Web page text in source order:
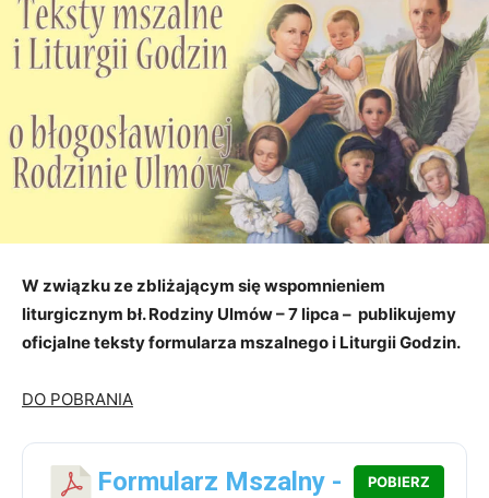
W związku ze zbliżającym się wspomnieniem
liturgicznym bł. Rodziny Ulmów – 7 lipca – publikujemy
oficjalne teksty formularza mszalnego i Liturgii Godzin.
DO POBRANIA
Formularz Mszalny -
POBIERZ